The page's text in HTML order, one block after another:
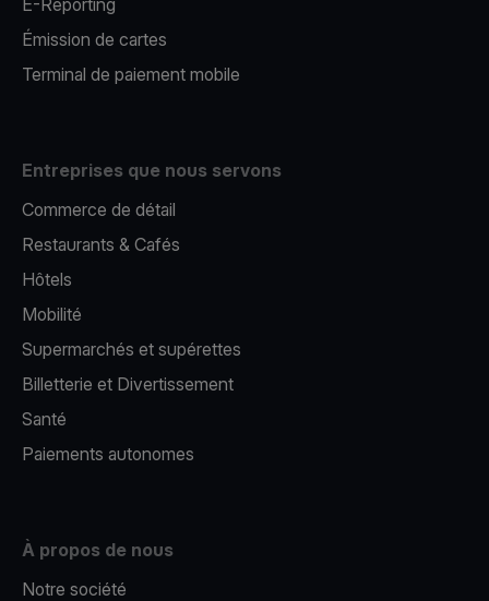
E-Reporting
Émission de cartes
Terminal de paiement mobile
Entreprises que nous servons
Commerce de détail
Restaurants & Cafés
Hôtels
Mobilité
Supermarchés et supérettes
Billetterie et Divertissement
Santé
Paiements autonomes
À propos de nous
Notre société